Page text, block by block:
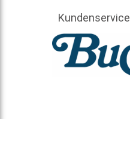
Kundenservice